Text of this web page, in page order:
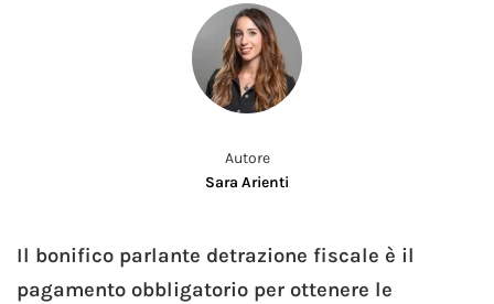
Autore
Sara Arienti
Il bonifico parlante detrazione fiscale è il
pagamento obbligatorio per ottenere le